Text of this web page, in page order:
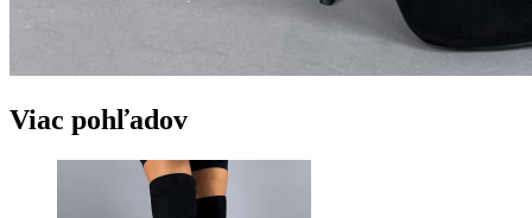
Viac pohľadov